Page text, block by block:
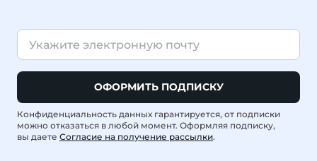
ОФОРМИТЬ ПОДПИСКУ
Конфиденциальность данных гарантируется, от подписки
можно отказаться в любой момент. Оформляя подписку,
вы даете Согласие на получение рассылки.